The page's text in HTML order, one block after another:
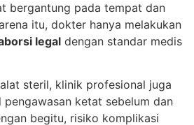
bergantung pada tempat dan
itu, dokter hanya melakukan
legal dengan standar medis
steril, klinik profesional juga
ketat sebelum dan
begitu, risiko komplikasi